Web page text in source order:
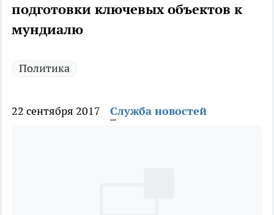
подготовки ключевых объектов к
мундиалю
Политика
22 сентября 2017 Служба новостей